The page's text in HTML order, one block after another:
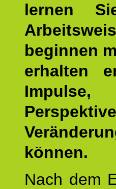
lernen
beginnen
erhalten
können.
Nach dem